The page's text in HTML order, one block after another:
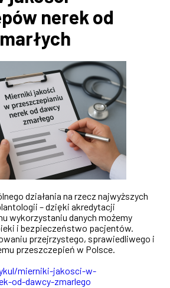
nerek od
działania na rzecz najwyższych
– dzięki akredytacji
wykorzystaniu danych możemy
i bezpieczeństwo pacjentów.
przejrzystego, sprawiedliwego i
przeszczepień w Polsce.
mierniki-jakosci-w-
od-dawcy-zmarlego